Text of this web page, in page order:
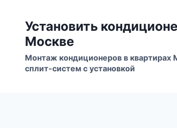
содержимому
Установить
Москве
Монтаж кондиционеров в
сплит-систем с установкой